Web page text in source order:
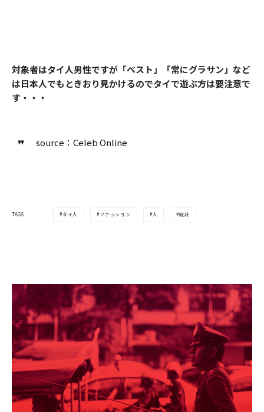
対象者はタイ人男性ですが「ベスト」「常にグラサン」など
は日本人でもときおり見かけるのでタイで遊ぶ方は要注意で
す・・・
source：Celeb Online
TAGS タイ人 ファッション 人 統計